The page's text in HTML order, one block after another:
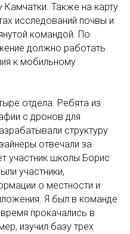
Также на карту
исследований почвы и
командой. По
должно работать
к мобильному
отдела. Ребята из
с дронов для
структуру
отвечали за
участник школы Борис
участники,
о местности и
Я был в команде
прокачались в
изучил базу трех